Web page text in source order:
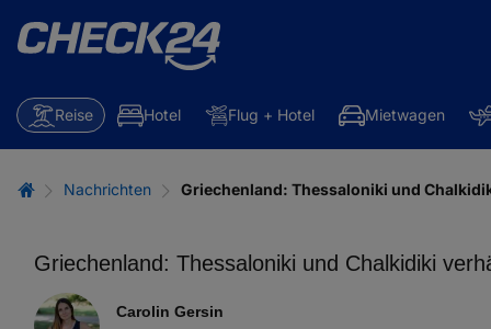
Reise Hotel Flug + Hotel Mietwagen
Nachrichten Griechenland: Thessaloniki und
Griechenland: Thessaloniki und Chalkidiki
Carolin Gersin